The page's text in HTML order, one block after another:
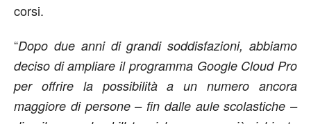
corsi.
“Dopo due anni di grandi soddisfazioni, abbiamo
deciso di ampliare il programma Google Cloud Pro
per offrire la possibilità a un numero ancora
maggiore di persone – fin dalle aule scolastiche –